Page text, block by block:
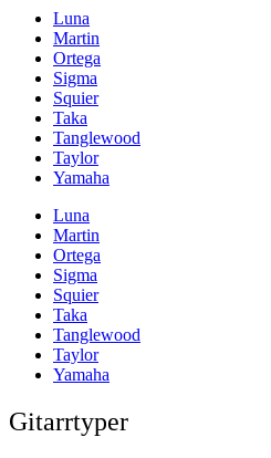
Luna
Martin
Ortega
Sigma
Squier
Taka
Tanglewood
Taylor
Yamaha
Luna
Martin
Ortega
Sigma
Squier
Taka
Tanglewood
Taylor
Yamaha
Gitarrtyper